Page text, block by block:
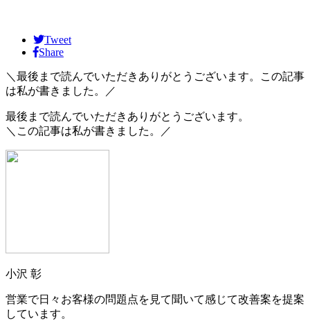
Tweet
Share
＼最後まで読んでいただきありがとうございます。この記事
は私が書きました。／
最後まで読んでいただきありがとうございます。
＼この記事は私が書きました。／
小沢 彰
営業で日々お客様の問題点を見て聞いて感じて改善案を提案
しています。